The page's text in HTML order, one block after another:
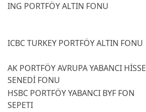
ING PORTFÖY ALTIN FONU
ICBC TURKEY PORTFÖY ALTIN FONU
AK PORTFÖY AVRUPA YABANCI HİSSE
SENEDİ FONU
HSBC PORTFÖY YABANCI BYF FON
SEPETI